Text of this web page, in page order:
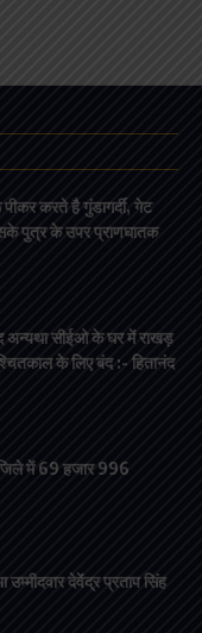
करते है गुंडागर्दी, गेट
पुत्र के उपर प्राणघातक
अन्यथा सीईओ के घर में राखड़
के लिए बंद :- हितानंद
में 69 हजार 996
देवेंद्र प्रताप सिंह